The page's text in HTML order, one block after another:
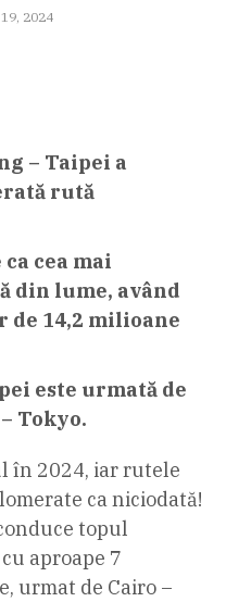
2024
– Taipei a
rută
cea mai
din lume, având
14,2 milioane
este urmată de
Tokyo.
în 2024, iar rutele
ca niciodată!
topul
aproape 7
urmat de Cairo –